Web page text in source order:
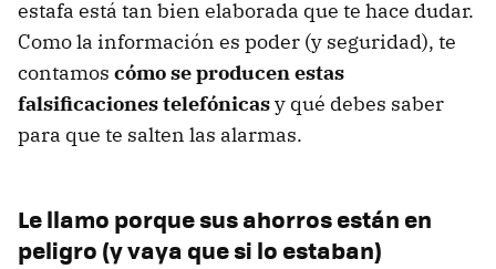
estafa está tan bien elaborada que te hace dudar.
Como la información es poder (y seguridad), te
contamos cómo se producen estas
falsificaciones telefónicasy qué debes saber
para que te salten las alarmas.
Le llamo porque sus ahorros están en
peligro (y vaya que si lo estaban)